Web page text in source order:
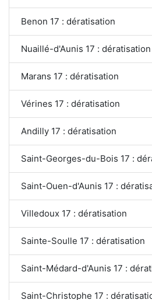
Benon 17 : dératisation
Nuaillé-d'Aunis 17 : dératisation
Marans 17 : dératisation
Vérines 17 : dératisation
Andilly 17 : dératisation
Saint-Georges-du-Bois 17 :
Saint-Ouen-d'Aunis 17 :
Villedoux 17 : dératisation
Sainte-Soulle 17 : dératisation
Saint-Médard-d'Aunis 17 :
Saint-Christophe 17 :